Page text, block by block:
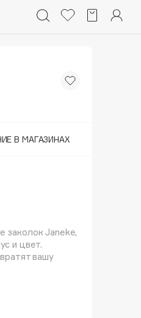
В МАГАЗИНАХ
заколок Janeke,
и цвет.
вашу